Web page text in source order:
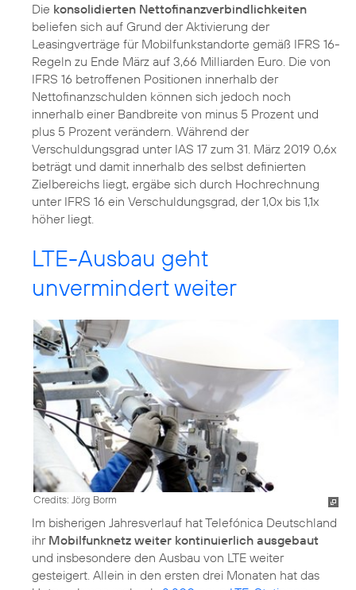
Die konsolidierten Nettofinanzverbindlichkeiten
beliefen sich auf Grund der Aktivierung der
Leasingverträge für Mobilfunkstandorte gemäß IFRS 16-
Regeln zu Ende März auf 3,66 Milliarden Euro. Die von
IFRS 16 betroffenen Positionen innerhalb der
Nettofinanzschulden können sich jedoch noch
innerhalb einer Bandbreite von minus 5 Prozent und
plus 5 Prozent verändern. Während der
Verschuldungsgrad unter IAS 17 zum 31. März 2019 0,6x
beträgt und damit innerhalb des selbst definierten
Zielbereichs liegt, ergäbe sich durch Hochrechnung
unter IFRS 16 ein Verschuldungsgrad, der 1,0x bis 1,1x
höher liegt.
LTE-Ausbau geht
unvermindert weiter
Credits: Jörg Borm
Im bisherigen Jahresverlauf hat Telefónica Deutschland
ihr Mobilfunknetz weiter kontinuierlich ausgebaut
und insbesondere den Ausbau von LTE weiter
gesteigert. Allein in den ersten drei Monaten hat das